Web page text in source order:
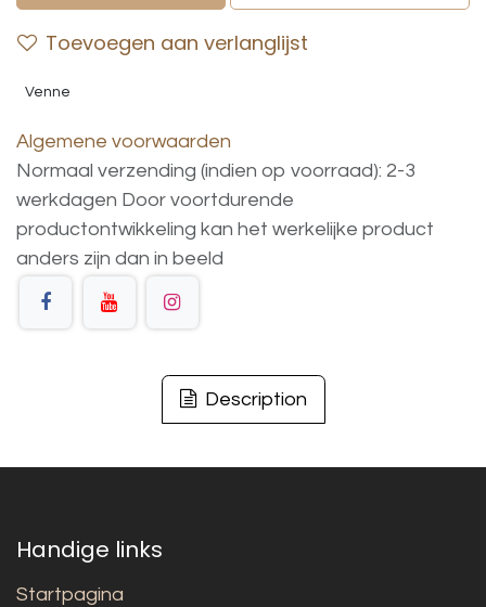
Toevoegen aan verlanglijst
Venne
Algemene voorwaarden
Normaal verzending (indien op voorraad): 2-3
werkdagen Door voortdurende
productontwikkeling kan het werkelijke product
anders zijn dan in beeld
Description
Handige links
Startpagina